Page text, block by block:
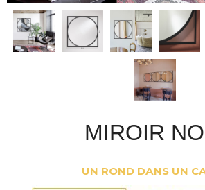
MIROIR
UN ROND DANS UN